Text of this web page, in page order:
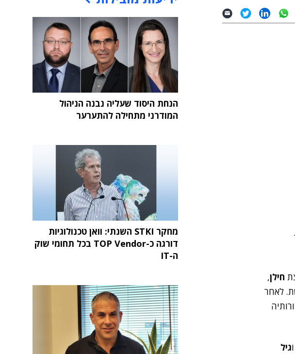
חילן,
מיליון יוזרמו לנרכשת. לאחר
ממקורותיה
וגיל
הנחת היסוד שעליה נבנה הניהול
המודרני מתחילה להתערער
מחקר STKI השנתי: וואן טכנולוגיות
דורגה כ-TOP Vendor בכל תחומי שוק
ה-IT